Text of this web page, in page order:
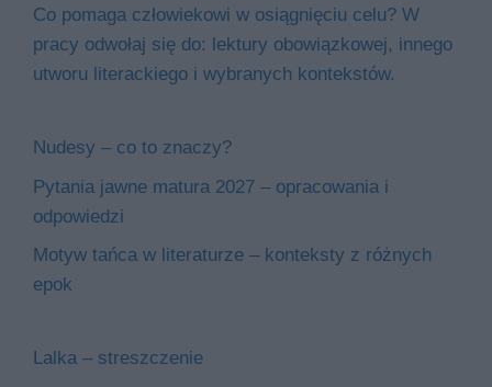
Co pomaga człowiekowi w osiągnięciu celu? W
pracy odwołaj się do: lektury obowiązkowej, innego
utworu literackiego i wybranych kontekstów.
Nudesy – co to znaczy?
Pytania jawne matura 2027 – opracowania i
odpowiedzi
Motyw tańca w literaturze – konteksty z różnych
epok
Lalka – streszczenie